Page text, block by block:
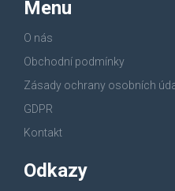
Menu
O nás
Obchodní podmínky
Zásady ochrany osobních
GDPR
Kontakt
Odkazy